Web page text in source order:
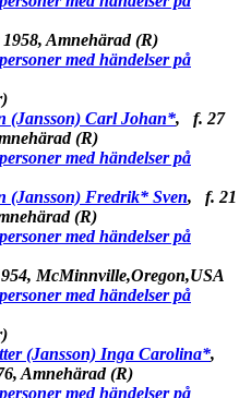
Amnehärad (R)
(Jansson) Carl Johan*, f. 27
(R)
(Jansson) Fredrik* Sven, f. 21
(R)
McMinnville,Oregon,USA
(Jansson) Inga Carolina*,
Amnehärad (R)